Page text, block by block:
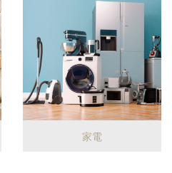
家電